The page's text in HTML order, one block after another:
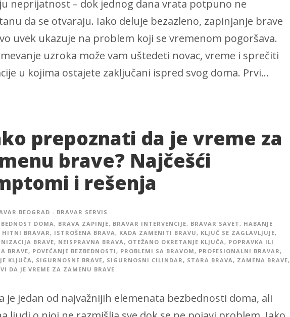
neprijatnost – dok jednog dana vrata potpuno ne
da se otvaraju. Iako deluje bezazleno, zapinjanje brave
uvek ukazuje na problem koji se vremenom pogoršava.
uzroka može vam uštedeti novac, vreme i sprečiti
u kojima ostajete zaključani ispred svog doma. Prvi...
prepoznati da je vreme za
brave? Najčešći
i rešenja
BEOGRAD - BRAVAR SERVIS
DOMA, BRAVA ZAPINJE, BRAVAR INTERVENCIJE, BRAVAR SAVET, HABANJE
HITNI BRAVAR, ISTROŠENA BRAVA, KADA ZAMENITI BRAVU, KLJUČ SE ZAGLAVLJUJE,
BRAVE, NEISPRAVNA BRAVA, OTEŽANO OKRETANJE KLJUČA, POPRAVKA ILI
BRAVE, POVEĆANJE BEZBEDNOSTI, PROBLEMI SA BRAVOM, PROFESIONALNI BRAVAR,
KLJUČA, SIGURNOSNE BRAVE, SIGURNOSNI CILINDAR, STARA BRAVA, ZAMENA BRAVE,
DA JE VREME ZA ZAMENU BRAVE
je jedan od najvažnijih elemenata bezbednosti doma, ali